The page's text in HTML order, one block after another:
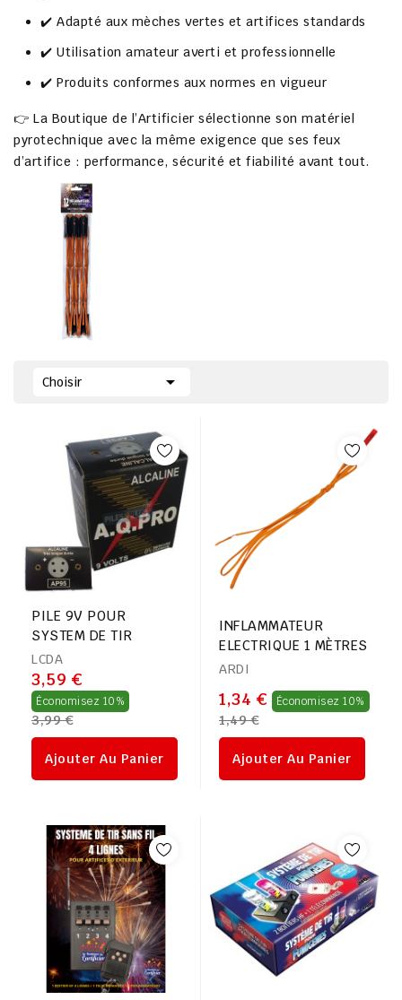
✔️ Adapté aux mèches vertes et artifices standards
✔️ Utilisation amateur averti et professionnelle
✔️ Produits conformes aux normes en vigueur
👉 La Boutique de l’Artificier sélectionne son matériel
pyrotechnique avec la même exigence que ses feux
d’artifice : performance, sécurité et fiabilité avant tout.
Choisir 
PILE 9V POUR
SYSTEM DE TIR
LCDA
3,59 €
Économisez 10% Prix
régulier
3,99 €
Ajouter Au Panier
INFLAMMATEUR
ELECTRIQUE 1 MÈTRES
ARDI
1,34 € Économisez 10% Prix
​​
1,49 €
Ajouter Au Panier